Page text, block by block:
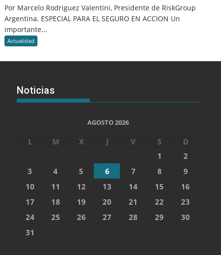
Por Marcelo Rodriguez Valentini, Presidente de RiskGroup
Argentina. ESPECIAL PARA EL SEGURO EN ACCION Un
importante...
Actualidad
Noticias
AGOSTO 2026
L M X J V S
D
1
2
3
4 5 6 7 8
9
10
11 12 13 14 15
16
17
18 19 20 21 22
23
24
25 26 27 28 29
30
31